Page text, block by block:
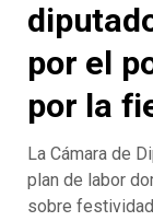
por el
por la
La Cámara de
plan de labor
sobre